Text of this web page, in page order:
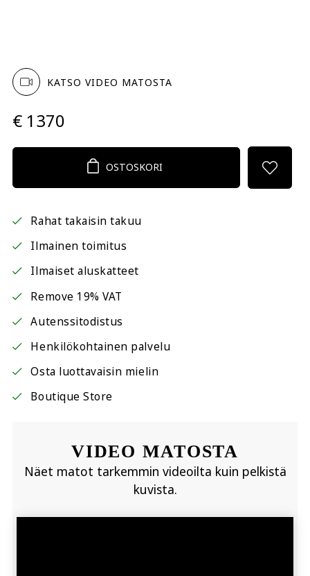
KATSO VIDEO MATOSTA
€ 1370
OSTOSKORI
Rahat takaisin takuu
Ilmainen toimitus
Ilmaiset aluskatteet
Remove 19% VAT
Autenssitodistus
Henkilökohtainen palvelu
Osta luottavaisin mielin
Boutique Store
VIDEO MATOSTA
Näet matot tarkemmin videoilta kuin pelkistä
kuvista.